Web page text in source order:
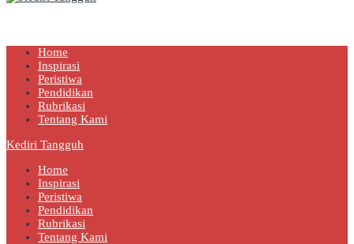
Home
Inspirasi
Peristiwa
Pendidikan
Rubrikasi
Tentang Kami
Kediri Tangguh
Home
Inspirasi
Peristiwa
Pendidikan
Rubrikasi
Tentang Kami